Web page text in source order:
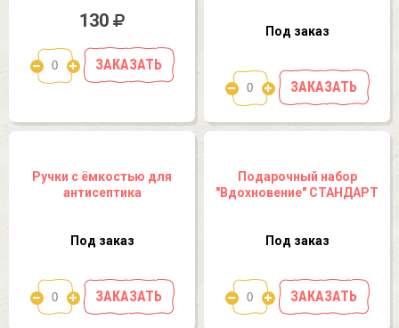
130
ЗАКАЗАТЬ
Под заказ
ЗАКАЗАТЬ
Ручки с ёмкостью для
антисептика
Под заказ
ЗАКАЗАТЬ
Подарочный набор
"Вдохновение" СТАНДАРТ
Под заказ
ЗАКАЗАТЬ